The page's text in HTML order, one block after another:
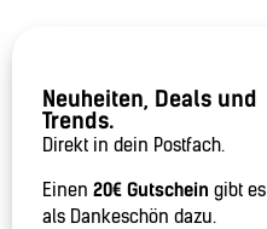
Neuheiten, Deals und
Trends.
Direkt in dein Postfach.
Einen 20€ Gutschein gibt es
als Dankeschön dazu.